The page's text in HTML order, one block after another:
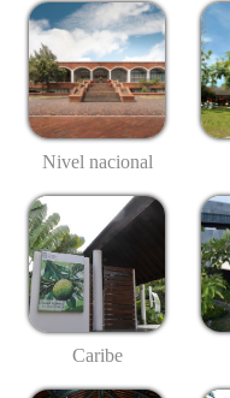
Nivel nacional
Caribe